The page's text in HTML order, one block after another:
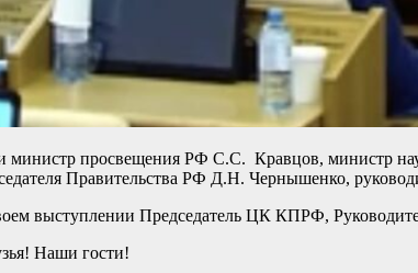
министр просвещения РФ С.С. Кравцов, министр
Правительства РФ Д.Н. Чернышенко,
выступлении Председатель ЦК КПРФ,
Наши гости!